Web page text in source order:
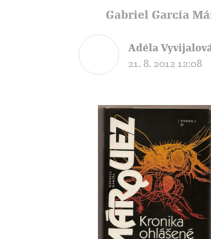
Gabriel García
Adéla
21. 8. 2012 12:08